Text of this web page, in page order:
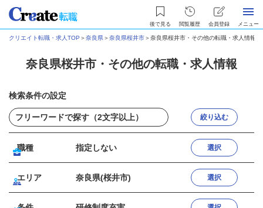
後で見る 閲覧履歴 会員登録 メニュー
クリエイト転職・求人TOP ＞奈良県＞奈良県桜井市＞奈良県桜井市・その他の転職・求人情報
奈良県桜井市・その他の転職・求人情報
検索条件の設定
絞り込む
職種 指定しない 選択
エリア 奈良県(桜井市) 選択